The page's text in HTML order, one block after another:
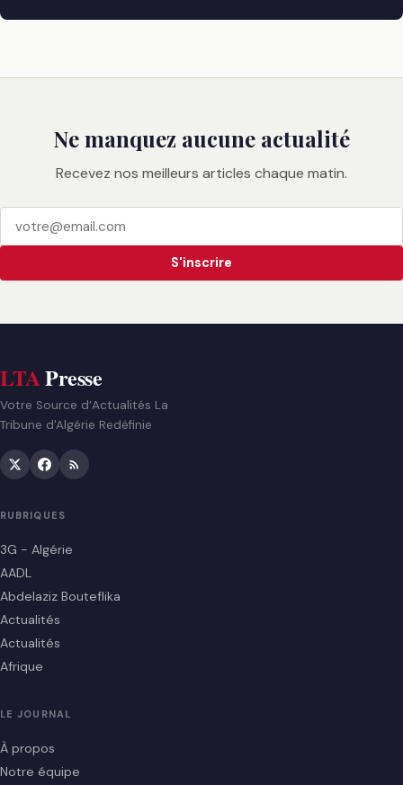
Ne manquez aucune actualité
Recevez nos meilleurs articles chaque matin.
S'inscrire
LTAPresse
Votre Source d’Actualités La
Tribune d'Algérie Redéfinie
RUBRIQUES
3G - Algérie
AADL
Abdelaziz Bouteflika
Actualités
Actualités
Afrique
LE JOURNAL
À propos
Notre équipe